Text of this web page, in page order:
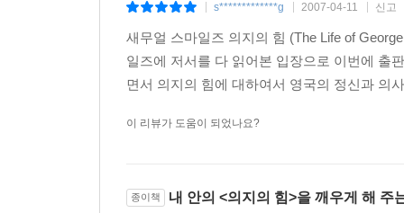
s*************g 2007-04-11 신고
새무얼 스마일즈 의지의 힘 (The Life of
일즈에 저서를 다 읽어본 입장으로 이번에 출
면서 의지의 힘에 대하여서 영국의 정신과 의
이 리뷰가 도움이 되었나요?
종이책 내 안의 <의지의 힘>을 깨우게 해 주